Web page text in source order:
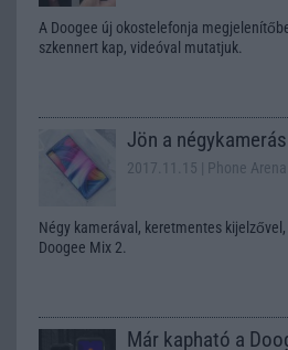
A Doogee új okostelefonja
szkennert kap, videóval mutatjuk.
Jön a
2017.11.15 | Phone Arena
Négy kamerával, keretmentes
Doogee Mix 2.
Már kapható a